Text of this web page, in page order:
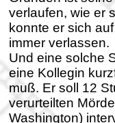
verlaufen, wie er
konnte er sich
immer verlassen.
Und eine solche
eine Kollegin
muß. Er soll 12
verurteilten
Washington)